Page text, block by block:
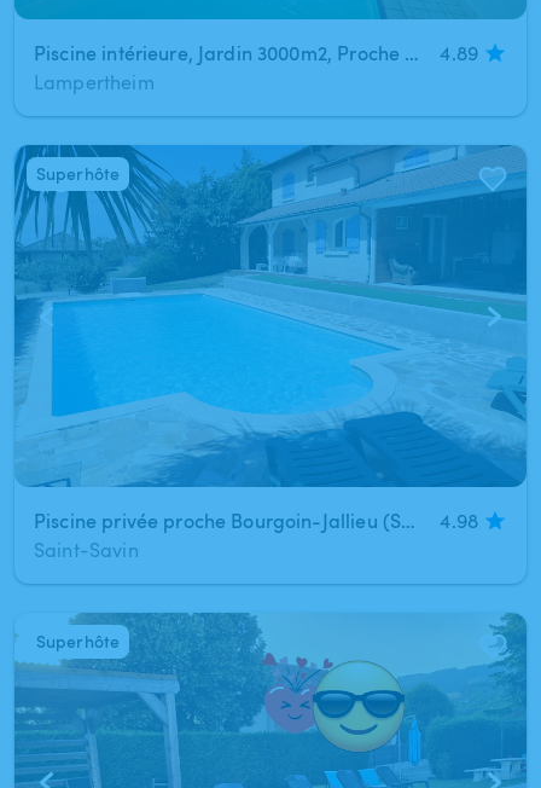
Piscine intérieure,​ Jardin 3000m2, Proche Strasbourg
4.89
Lampertheim
1/2
Piscine privée proche Bourgoin-Jallieu (Saint-Savin)
4.98
Saint-Savin
Superhôte
1/10
Superhôte